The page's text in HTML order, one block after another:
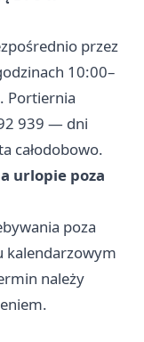
przez
10:00–
Portiernia
939 — dni
całodobowo.
urlopie poza
poza
kalendarzowym
należy